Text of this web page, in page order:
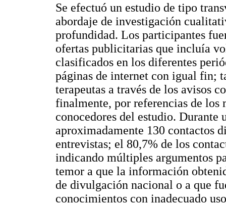
Se efectuó un estudio de tipo
abordaje de investigación
profundidad. Los participantes
ofertas publicitarias que incluía
clasificados en los diferentes
páginas de internet con igual fin;
terapeutas a través de los avisos
finalmente, por referencias de los
conocedores del estudio. Durante
aproximadamente 130 contactos
entrevistas; el 80,7% de los
indicando múltiples argumentos
temor a que la información
de divulgación nacional o a que
conocimientos con inadecuado